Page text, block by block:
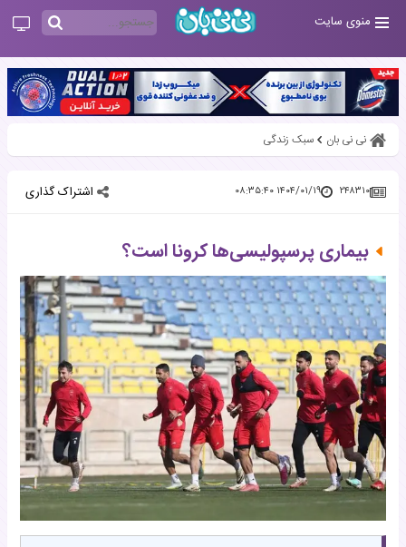
منوی سایت
نی نی بان سبک زندگی
۲۴۸۳۱۰ ۱۴۰۴/۰۱/۱۹ ۰۸:۳۵:۴۰ اشتراک گذاری
بیماری پرسپولیسی‌ها کرونا است؟